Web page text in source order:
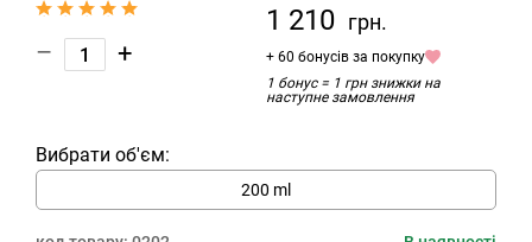
– +
1 210 грн.
+ 60 бонусів за покупку
1 бонус = 1 грн знижки на
наступне замовлення
Вибрати об'єм:
200 ml